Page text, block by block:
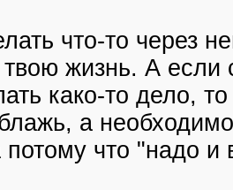
что-то через
жизнь. А если
како-то дело,
а
что "надо и